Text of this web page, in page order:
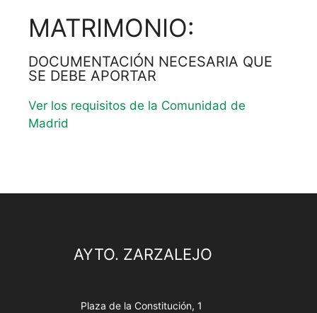
MATRIMONIO:
DOCUMENTACIÓN NECESARIA QUE
SE DEBE APORTAR
Ver los requisitos de la Comunidad de
Madrid
AYTO. ZARZALEJO
Plaza de la Constitución, 1